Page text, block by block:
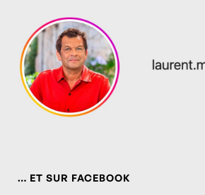
… ET SUR FACEBOOK